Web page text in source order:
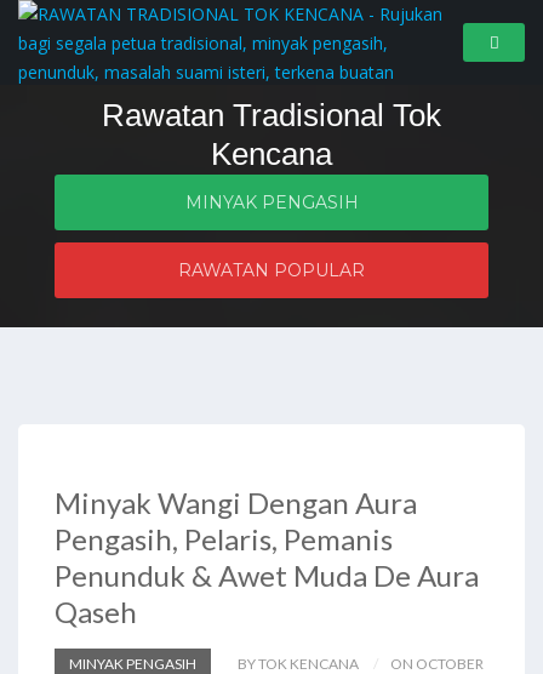
Rawatan Tradisional Tok
Kencana
Penyelesaian masalah zahir dan batin
MINYAK PENGASIH
RAWATAN POPULAR
Minyak Wangi Dengan Aura
Pengasih, Pelaris, Pemanis
Penunduk & Awet Muda De Aura
Qaseh
MINYAK PENGASIH BY TOK KENCANA ON OCTOBER